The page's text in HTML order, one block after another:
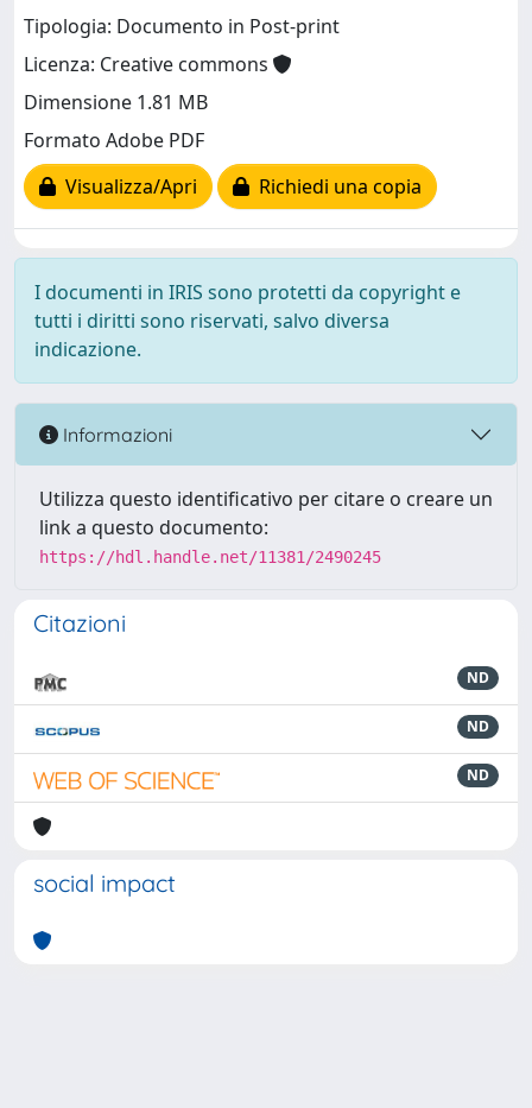
Tipologia: Documento in Post-print
Licenza: Creative commons
Dimensione 1.81 MB
Formato Adobe PDF
Visualizza/Apri
Richiedi una copia
I documenti in IRIS sono protetti da copyright e
tutti i diritti sono riservati, salvo diversa
indicazione.
Informazioni
Utilizza questo identificativo per citare o creare un
link a questo documento:
https://hdl.handle.net/11381/2490245
Citazioni
ND
ND
ND
social impact